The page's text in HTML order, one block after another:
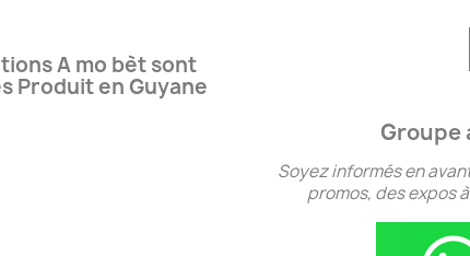
A mo bèt sont
Produit en Guyane
Groupe
Soyez informés en
promos, des expos